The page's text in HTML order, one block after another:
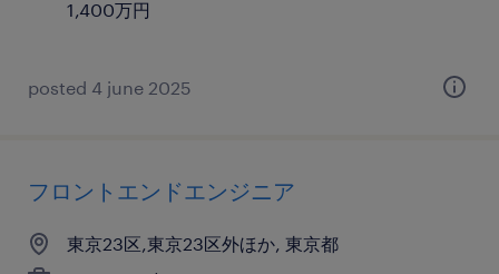
1,400万円
posted 4 june 2025
フロントエンドエンジニア
東京23区,東京23区外ほか, 東京都